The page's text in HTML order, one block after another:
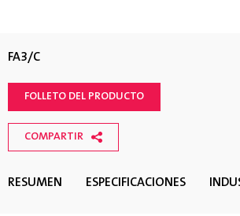
FA3/C
RESUMEN ESPECIFICACIONES
FOLLETO DEL PRODUCTO
COMPARTIR